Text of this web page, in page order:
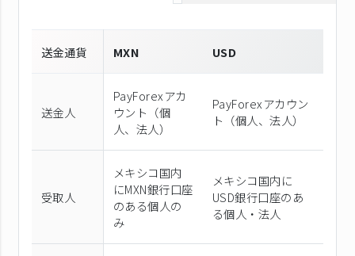
送金通貨 MXN USD
送金人
PayForexアカ
ウント（個
⼈、法⼈）
PayForexアカウン
ト（個⼈、法⼈）
受取人
メキシコ国内
にMXN銀行口座
のある個人の
み
メキシコ国内に
USD銀行口座のあ
る個人・法人